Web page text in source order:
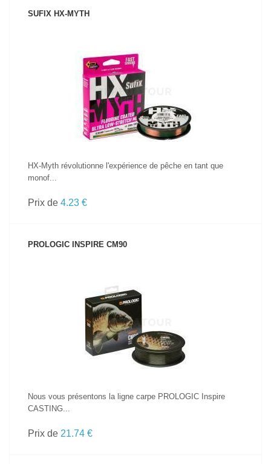
SUFIX HX-MYTH
VOIR LE PRODUIT
HX-Myth révolutionne l'expérience de pêche en tant que
monof...
Prix de 4.23 €
PROLOGIC INSPIRE CM90
VOIR LE PRODUIT
Nous vous présentons la ligne carpe PROLOGIC Inspire
CASTING...
Prix de 21.74 €